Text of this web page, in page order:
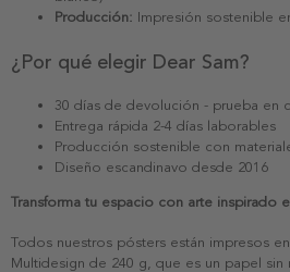
Producción: Impresión sostenible
¿Por qué elegir Dear Sam?
30 días de devolución - prueba en
Entrega rápida 2-4 días laborables
Producción sostenible con
Diseño escandinavo desde 2016
Transforma tu espacio con arte inspirado
Todos nuestros pósters están impresos
Multidesign de 240 g, que es un papel